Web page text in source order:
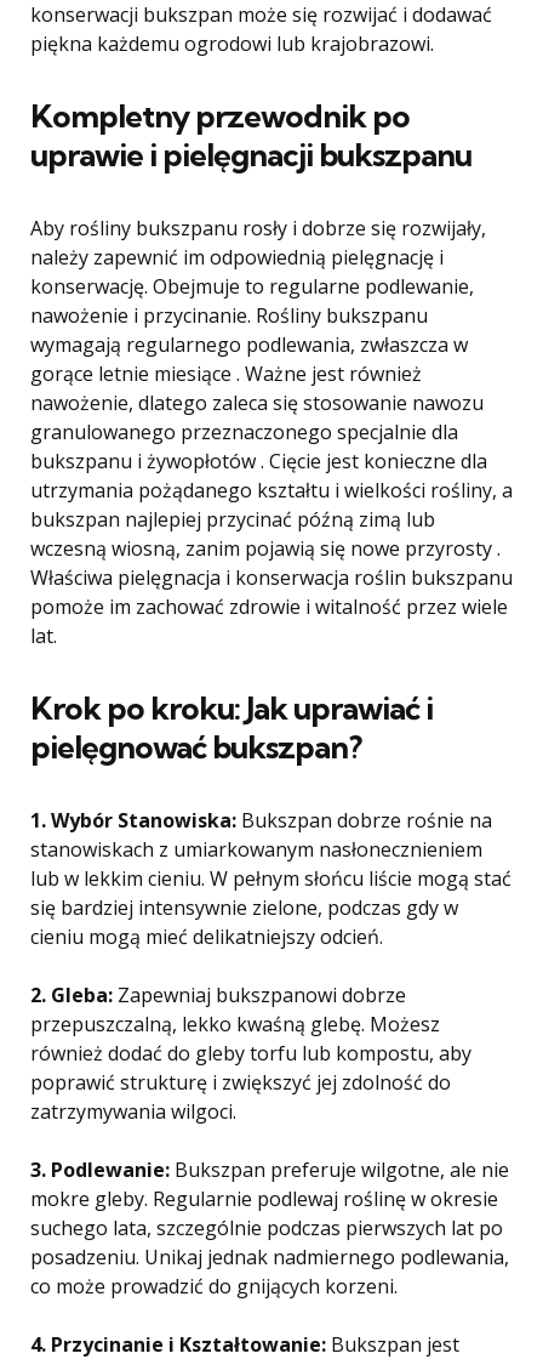
konserwacji bukszpan może się rozwijać i dodawać
piękna każdemu ogrodowi lub krajobrazowi.
Kompletny przewodnik po
uprawie i pielęgnacji bukszpanu
Aby rośliny bukszpanu rosły i dobrze się rozwijały,
należy zapewnić im odpowiednią pielęgnację i
konserwację. Obejmuje to regularne podlewanie,
nawożenie i przycinanie. Rośliny bukszpanu
wymagają regularnego podlewania, zwłaszcza w
gorące letnie miesiące . Ważne jest również
nawożenie, dlatego zaleca się stosowanie nawozu
granulowanego przeznaczonego specjalnie dla
bukszpanu i żywopłotów . Cięcie jest konieczne dla
utrzymania pożądanego kształtu i wielkości rośliny, a
bukszpan najlepiej przycinać późną zimą lub
wczesną wiosną, zanim pojawią się nowe przyrosty .
Właściwa pielęgnacja i konserwacja roślin bukszpanu
pomoże im zachować zdrowie i witalność przez wiele
lat.
Krok po kroku: Jak uprawiać i
pielęgnować bukszpan?
1. Wybór Stanowiska: Bukszpan dobrze rośnie na
stanowiskach z umiarkowanym nasłonecznieniem
lub w lekkim cieniu. W pełnym słońcu liście mogą stać
się bardziej intensywnie zielone, podczas gdy w
cieniu mogą mieć delikatniejszy odcień.
2. Gleba: Zapewniaj bukszpanowi dobrze
przepuszczalną, lekko kwaśną glebę. Możesz
również dodać do gleby torfu lub kompostu, aby
poprawić strukturę i zwiększyć jej zdolność do
zatrzymywania wilgoci.
3. Podlewanie: Bukszpan preferuje wilgotne, ale nie
mokre gleby. Regularnie podlewaj roślinę w okresie
suchego lata, szczególnie podczas pierwszych lat po
posadzeniu. Unikaj jednak nadmiernego podlewania,
co może prowadzić do gnijących korzeni.
4. Przycinanie i Kształtowanie: Bukszpan jest